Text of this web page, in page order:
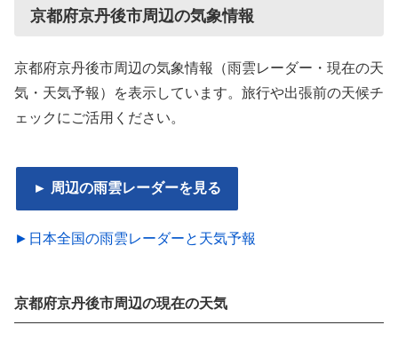
京都府京丹後市周辺の気象情報
京都府京丹後市周辺の気象情報（雨雲レーダー・現在の天
気・天気予報）を表示しています。旅行や出張前の天候チ
ェックにご活用ください。
► 周辺の雨雲レーダーを見る
►日本全国の雨雲レーダーと天気予報
京都府京丹後市周辺の現在の天気